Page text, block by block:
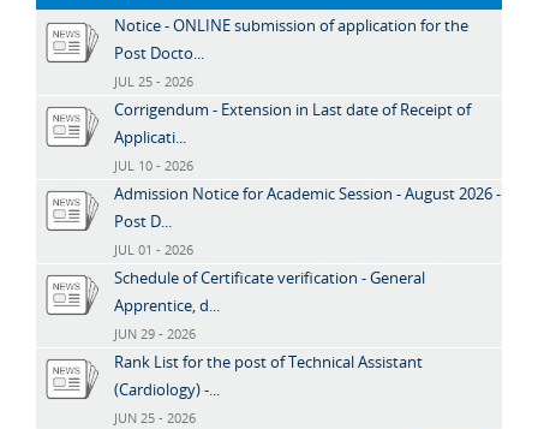
Notice - ONLINE submission of application for the
Post Docto...
JUL 25 - 2026
Corrigendum - Extension in Last date of Receipt of
Applicati...
JUL 10 - 2026
Admission Notice for Academic Session - August 2026 -
Post D...
JUL 01 - 2026
Schedule of Certificate verification - General
Apprentice, d...
JUN 29 - 2026
Rank List for the post of Technical Assistant
(Cardiology) -...
JUN 25 - 2026